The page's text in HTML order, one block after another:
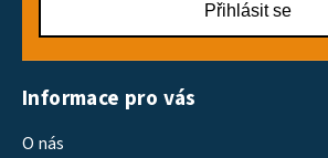
Přihlásit se
Informace pro vás
O nás